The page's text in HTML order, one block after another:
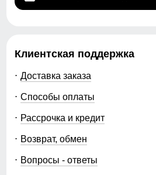
Клиентская поддержка
Доставка заказа
Способы оплаты
Рассрочка и кредит
Возврат, обмен
Вопросы - ответы